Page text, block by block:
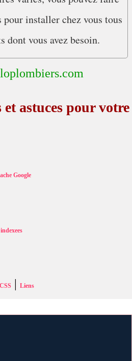
pour installer chez vous tous
dont vous avez besoin.
astuces pour votre
Google
CSS | Liens